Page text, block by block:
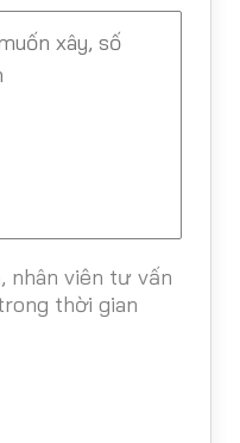
nhân viên tư vấn
thời gian